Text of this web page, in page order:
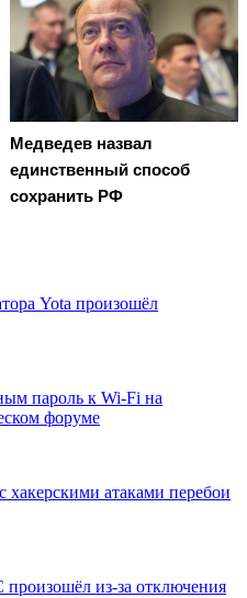
Медведев назвал
единственный способ
сохранить РФ
Yota произошёл
пароль к Wi-Fi на
форуме
хакерскими атаками перебои
из-за отключения